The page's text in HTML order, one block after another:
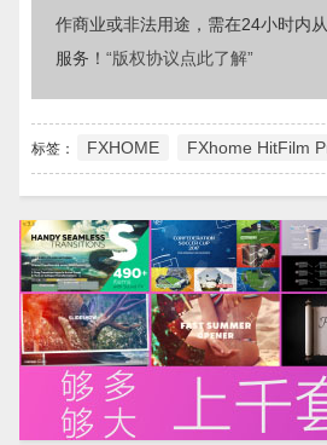
作商业或非法用途，需在24小时内
服务！ “版权协议点此了解”
标签： FXHOME FXhome HitFilm